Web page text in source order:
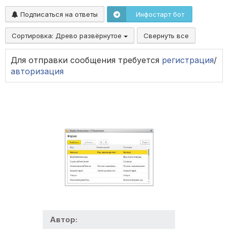
Подписаться на ответы Инфостарт бот
Сортировка: Древо развёрнутое Свернуть все
Для отправки сообщения требуется регистрация/
авторизация
Автор: